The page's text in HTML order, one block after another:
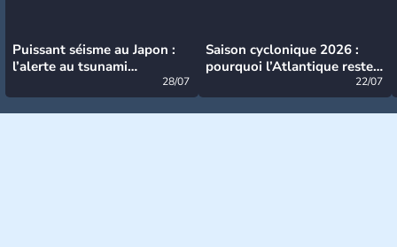
Puissant séisme au Japon :
l’alerte au tsunami
28/07
Saison cyclonique 2026 :
pourquoi l’Atlantique reste
22/07